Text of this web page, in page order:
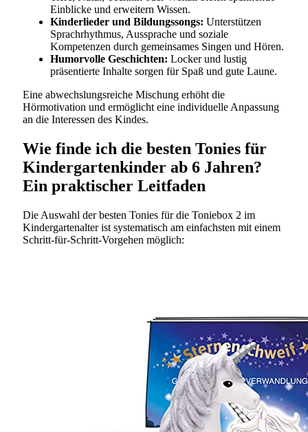
Einblicke und erweitern Wissen.
Kinderlieder und Bildungssongs: Unterstützen
Sprachrhythmus, Aussprache und soziale
Kompetenzen durch gemeinsames Singen und Hören.
Humorvolle Geschichten: Locker und lustig
präsentierte Inhalte sorgen für Spaß und gute Laune.
Eine abwechslungsreiche Mischung erhöht die
Hörmotivation und ermöglicht eine individuelle Anpassung
an die Interessen des Kindes.
Wie finde ich die besten Tonies für
Kindergartenkinder ab 6 Jahren?
Ein praktischer Leitfaden
Die Auswahl der besten Tonies für die Toniebox 2 im
Kindergartenalter ist systematisch am einfachsten mit einem
Schritt-für-Schritt-Vorgehen möglich: